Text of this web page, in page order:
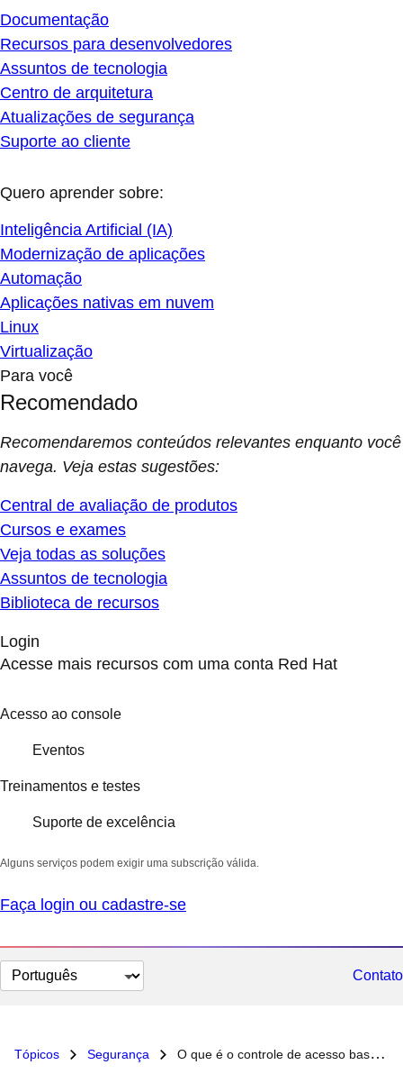
Documentação
Recursos para desenvolvedores
Assuntos de tecnologia
Centro de arquitetura
Atualizações de segurança
Suporte ao cliente
Quero aprender sobre:
Inteligência Artificial (IA)
Modernização de aplicações
Automação
Aplicações nativas em nuvem
Linux
Virtualização
Para você
Recomendado
Recomendaremos conteúdos relevantes enquanto você
navega. Veja estas sugestões:
Central de avaliação de produtos
Cursos e exames
Veja todas as soluções
Assuntos de tecnologia
Biblioteca de recursos
Login
Acesse mais recursos com uma conta Red Hat
Acesso ao console
Eventos
Treinamentos e testes
Suporte de excelência
Alguns serviços podem exigir uma subscrição válida.
Faça login ou cadastre-se
Selecionar
idioma
Contato
Tópicos Segurança O que é o controle de acesso baseado em função (RBAC)?